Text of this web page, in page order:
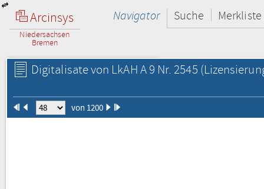
Arcinsys
Niedersachsen
Bremen
Navigator Suche Merkliste
Digitalisate von LkAH A 9 Nr. 2545
von 1200